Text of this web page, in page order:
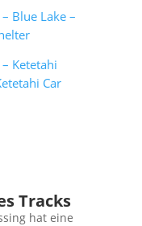
– Blue Lake –
– Ketetahi
Car
Tracks
hat eine